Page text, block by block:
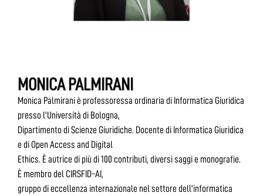
MONICA PALMIRANI
Monica Palmirani è professoressa ordinaria di Informatica Giuridica
presso l'Università di Bologna,
Dipartimento di Scienze Giuridiche. Docente di Informatica Giuridica
e di Open Access and Digital
Ethics. È autrice di più di 100 contributi, diversi saggi e monografie.
È membro del CIRSFID-AI,
gruppo di eccellenza internazionale nel settore dell'informatica